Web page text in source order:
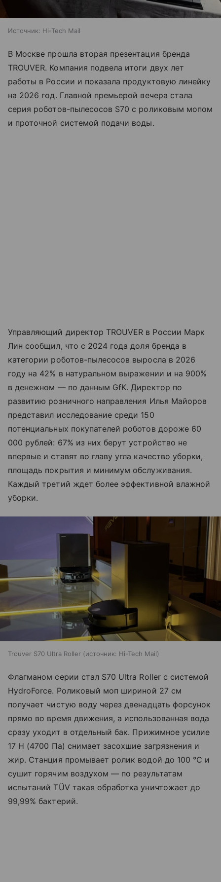
Источник: Hi-Tech Mail
В Москве прошла вторая презентация бренда
TROUVER. Компания подвела итоги двух лет
работы в России и показала продуктовую линейку
на 2026 год. Главной премьерой вечера стала
серия роботов-пылесосов S70 с роликовым мопом
и проточной системой подачи воды.
Управляющий директор TROUVER в России Марк
Лин сообщил, что с 2024 года доля бренда в
категории роботов-пылесосов выросла в 2026
году на 42% в натуральном выражении и на 900%
в денежном — по данным GfK. Директор по
развитию розничного направления Илья Майоров
представил исследование среди 150
потенциальных покупателей роботов дороже 60
000 рублей: 67% из них берут устройство не
впервые и ставят во главу угла качество уборки,
площадь покрытия и минимум обслуживания.
Каждый третий ждет более эффективной влажной
уборки.
Trouver S70 Ultra Roller источник: Hi-Tech Mail
Флагманом серии стал S70 Ultra Roller с системой
HydroForce. Роликовый моп шириной 27 см
получает чистую воду через двенадцать форсунок
прямо во время движения, а использованная вода
сразу уходит в отдельный бак. Прижимное усилие
17 Н (4700 Па) снимает засохшие загрязнения и
жир. Станция промывает ролик водой до 100 °C и
сушит горячим воздухом — по результатам
испытаний TÜV такая обработка уничтожает до
99,99% бактерий.